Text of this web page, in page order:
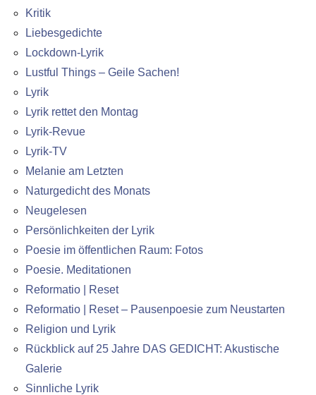
Kritik
Liebesgedichte
Lockdown-Lyrik
Lustful Things – Geile Sachen!
Lyrik
Lyrik rettet den Montag
Lyrik-Revue
Lyrik-TV
Melanie am Letzten
Naturgedicht des Monats
Neugelesen
Persönlichkeiten der Lyrik
Poesie im öffentlichen Raum: Fotos
Poesie. Meditationen
Reformatio | Reset
Reformatio | Reset – Pausenpoesie zum Neustarten
Religion und Lyrik
Rückblick auf 25 Jahre DAS GEDICHT: Akustische
Galerie
Sinnliche Lyrik